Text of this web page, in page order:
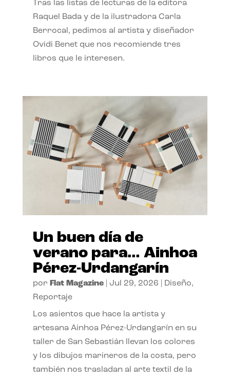
Tras las listas de lecturas de la editora
Raquel Bada y de la ilustradora Carla
Berrocal, pedimos al artista y diseñador
Ovidi Benet que nos recomiende tres
libros que le interesen.
Un buen día de
verano para… Ainhoa
Pérez-Urdangarín
por Flat Magazine| Jul 29, 2026 Diseño,
Reportaje
Los asientos que hace la artista y
artesana Ainhoa Pérez-Urdangarín en su
taller de San Sebastián llevan los colores
y los dibujos marineros de la costa, pero
también nos trasladan al arte textil de la